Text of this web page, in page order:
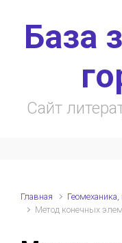
База
Сайт
Главная
Геомеханика,
Метод конечных